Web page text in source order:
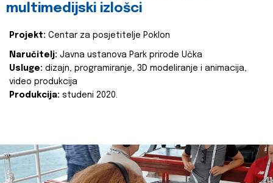
multimedijski izlošci
Projekt: Centar za posjetitelje Poklon
Naručitelj: Javna ustanova Park prirode Učka
Usluge: dizajn, programiranje, 3D modeliranje i animacija,
video produkcija
Produkcija: studeni 2020.